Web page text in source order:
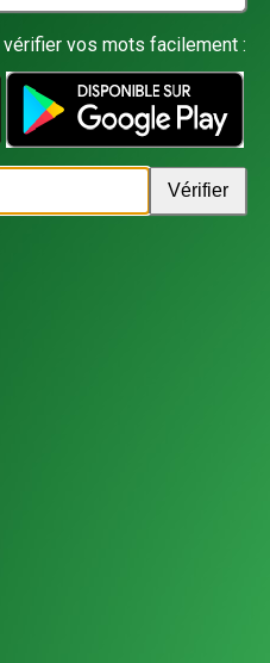
vos mots facilement :